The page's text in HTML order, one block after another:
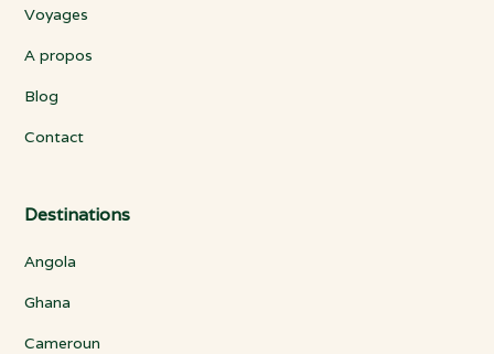
Voyages
A propos
Blog
Contact
Destinations
Angola
Ghana
Cameroun